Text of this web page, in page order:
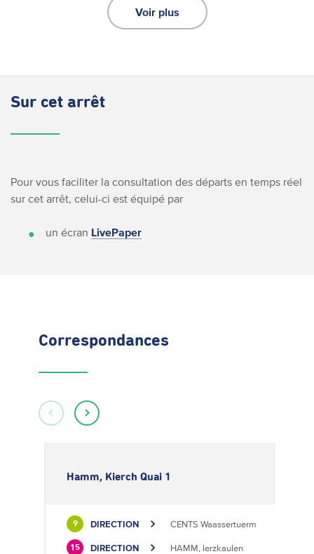
Voir plus
Sur cet arrêt
Pour vous faciliter la consultation des départs en temps réel
sur cet arrêt, celui-ci est équipé par
un écran LivePaper
Correspondances
Hamm, Kierch Quai 1
9 DIRECTION CENTS Waassertuerm
15 DIRECTION HAMM, Ierzkaulen